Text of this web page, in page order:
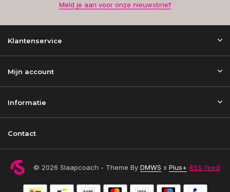
Meld je aan voor onze nieuwsbrief
Klantenservice
Mijn account
Informatie
Contact
© 2026 Slaapcoach - Theme By DMWS x Plus+ RSS-feed